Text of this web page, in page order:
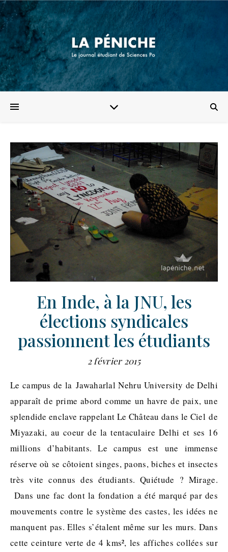
En Inde, à la JNU, les
élections syndicales
passionnent les étudiants
2 février 2015
Le campus de la Jawaharlal Nehru University de Delhi
apparaît de prime abord comme un havre de paix, une
splendide enclave rappelant Le Château dans le Ciel de
Miyazaki, au coeur de la tentaculaire Delhi et ses 16
millions d’habitants. Le campus est une immense
réserve où se côtoient singes, paons, biches et insectes
très vite connus des étudiants. Quiétude ? Mirage.
Dans une fac dont la fondation a été marqué par des
mouvements contre le système des castes, les idées ne
manquent pas. Elles s’étalent même sur les murs. Dans
cette ceinture verte de 4 kms², les affiches collées sur